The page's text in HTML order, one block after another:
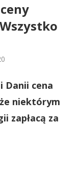
Danii cena
niektórym
zapłacą za